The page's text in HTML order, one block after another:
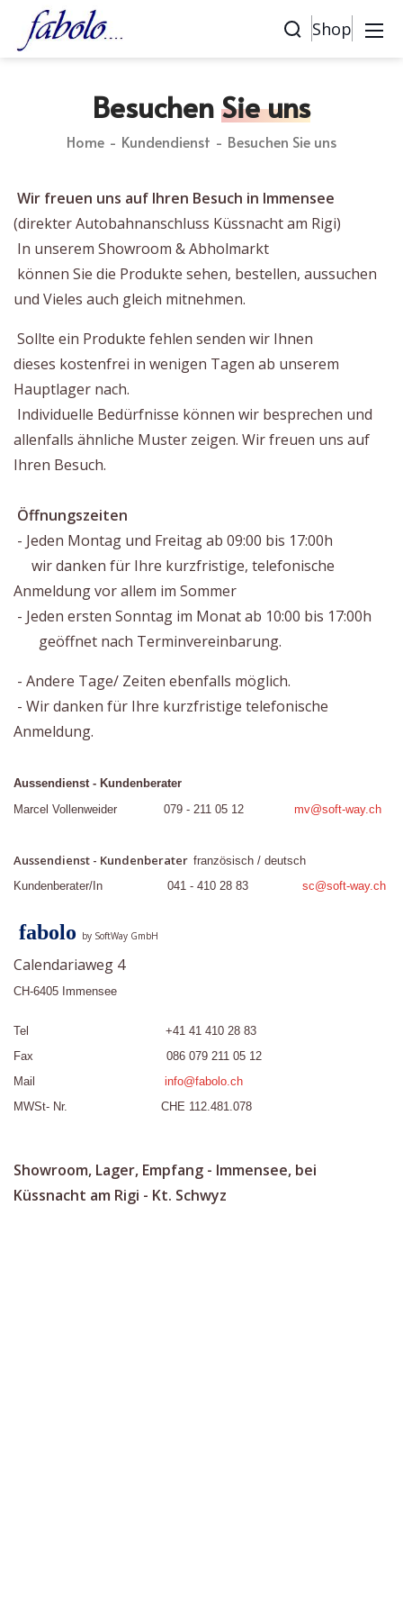
Shop
BesuchenSie uns
Home Kundendienst Besuchen Sie uns
Wir freuen uns auf Ihren Besuch in Immensee
(direkter Autobahnanschluss Küssnacht am Rigi)
In unserem Showroom & Abholmarkt
können Sie die Produkte sehen, bestellen, aussuchen
und Vieles auch gleich mitnehmen.
Sollte ein Produkte fehlen senden wir Ihnen
dieses kostenfrei in wenigen Tagen ab unserem
Hauptlager nach.
Individuelle Bedürfnisse können wir besprechen und
allenfalls ähnliche Muster zeigen. Wir freuen uns auf
Ihren Besuch.
Öffnungszeiten
- Jeden Montag und Freitag ab 09:00 bis 17:00h
wir danken für Ihre kurzfristige, telefonische
Anmeldung vor allem im Sommer
- Jeden ersten Sonntag im Monat ab 10:00 bis 17:00h
geöffnet nach Terminvereinbarung.
- Andere Tage/ Zeiten ebenfalls möglich.
- Wir danken für Ihre kurzfristige telefonische
Anmeldung.
Aussendienst - Kundenberater
Marcel Vollenweider 079 - 211 05 12 mv@soft-way.ch
Aussendienst - Kundenberater französisch / deutsch
Kundenberater/In 041 - 410 28 83 sc@soft-way.ch
fabolo by SoftWay GmbH
Calendariaweg 4
CH-6405 Immensee
Tel +41 41 410 28 83
Fax 086 079 211 05 12
Mail info@fabolo.ch
MWSt- Nr. CHE 112.481.078
Showroom, Lager, Empfang - Immensee, bei
Küssnacht am Rigi - Kt. Schwyz